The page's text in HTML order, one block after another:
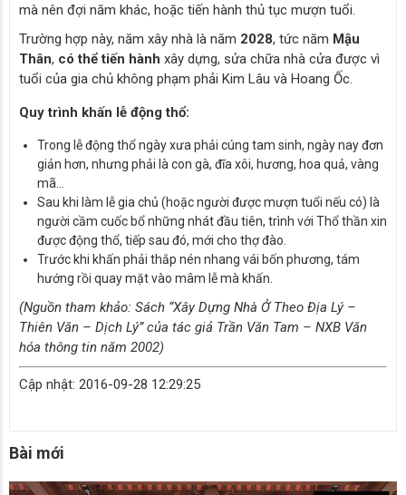
mà nên đợi năm khác, hoặc tiến hành thủ tục mượn tuổi.
Trường hợp này, năm xây nhà là năm 2028, tức năm Mậu
Thân, có thể tiến hành xây dựng, sửa chữa nhà cửa được vì
tuổi của gia chủ không phạm phải Kim Lâu và Hoang Ốc.
Quy trình khấn lễ động thổ:
Trong lễ động thổ ngày xưa phải cúng tam sinh, ngày nay đơn
giản hơn, nhưng phải là con gà, đĩa xôi, hương, hoa quả, vàng
mã…
Sau khi làm lễ gia chủ (hoặc người được mượn tuổi nếu có) là
người cầm cuốc bổ những nhát đầu tiên, trình với Thổ thần xin
được động thổ, tiếp sau đó, mới cho thợ đào.
Trước khi khấn phải thắp nén nhang vái bốn phương, tám
hướng rồi quay mặt vào mâm lễ mà khấn.
(Nguồn tham khảo: Sách “Xây Dựng Nhà Ở Theo Địa Lý –
Thiên Văn – Dịch Lý” của tác giả Trần Văn Tam – NXB Văn
hóa thông tin năm 2002)
Cập nhật: 2016-09-28 12:29:25
Bài mới